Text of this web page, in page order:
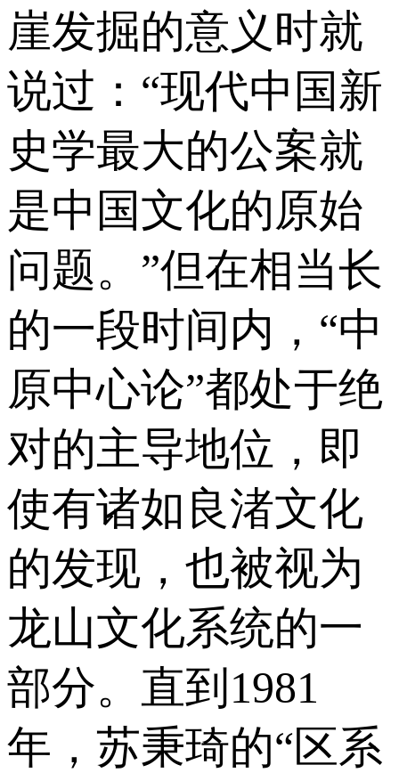
崖发掘的意义时就
说过：“现代中国新
史学最大的公案就
是中国文化的原始
问题。”但在相当长
的一段时间内，“中
原中心论”都处于绝
对的主导地位，即
使有诸如良渚文化
的发现，也被视为
龙山文化系统的一
部分。直到1981
年，苏秉琦的“区系